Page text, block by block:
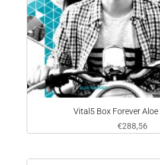
Vital5 Box Forever
€288,56